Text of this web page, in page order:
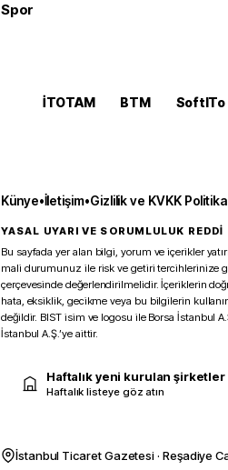
Spor
İTOTAM BTM SoftITo
Künye•İletişim•Gizlilik ve KVKK
YASAL UYARI VE SORUMLULUK REDDİ
Bu sayfada yer alan bilgi, yorum ve içerikler
mali durumunuz ile risk ve getiri tercihlerinize
çerçevesinde değerlendirilmelidir. İçeriklerin
hata, eksiklik, gecikme veya bu bilgilerin
değildir. BIST isim ve logosu ile Borsa İstanbul
İstanbul A.Ş.’ye aittir.
Haftalık yeni kurulan şirketler
Haftalık listeye göz atın
İstanbul Ticaret Gazetesi · Reşadiye